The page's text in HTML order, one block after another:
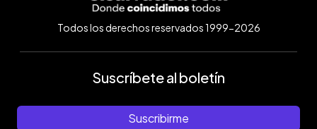
Todos los derechos reservados 1999-2026
Suscríbete al boletín
Suscribirme